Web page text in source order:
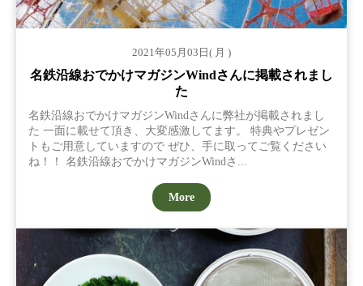
2021年05月03日( 月 )
名鉄沿線おでかけマガジンWindさんに掲載されまし
た
名鉄沿線おでかけマガジンWindさんに弊社が掲載されまし
た 一面に載せて頂き、大変感激してます。 特典やプレゼン
トもご用意していますので ぜひ、手に取ってご覧ください
ね！！ 名鉄沿線おでかけマガジンWindさ...
More